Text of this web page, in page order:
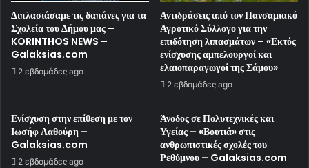
Διπλασιάσαμε τις δαπάνες για τα
Σχολεία του Δήμου μας –
KORINTHOS NEWS –
Galaksias.com
2 εβδομάδες ago
Αντιδράσεις από τον Πανσαμιακό
Αγροτικό Σύλλογο για την
επιδότηση λιπασμάτων – «Εκτός
ενίσχυσης αμπελουργοί και
ελαιοπαραγωγοί της Σάμου»
2 εβδομάδες ago
Ενίσχυση στην επίθεση με τον
Ιωσήφ Λαθούρη –
Galaksias.com
2 εβδομάδες ago
Άνοδος σε Πολυτεχνικές και
Υγείας – «Βουτιά» στις
ανθρωπιστικές σχολές του
Ρεθύμνου – Galaksias.com